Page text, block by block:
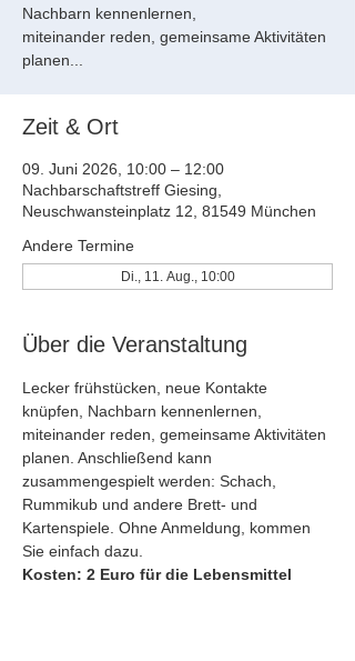
Nachbarn kennenlernen,
miteinander reden, gemeinsame Aktivitäten
planen...
Zeit & Ort
09. Juni 2026, 10:00 – 12:00
Nachbarschaftstreff Giesing,
Neuschwansteinplatz 12, 81549 München
Andere Termine
Di., 11. Aug., 10:00
Über die Veranstaltung
Lecker frühstücken, neue Kontakte
knüpfen, Nachbarn kennenlernen,
miteinander reden, gemeinsame Aktivitäten
planen. Anschließend kann
zusammengespielt werden: Schach,
Rummikub und andere Brett- und
Kartenspiele. Ohne Anmeldung, kommen
Sie einfach dazu.
Kosten: 2 Euro für die Lebensmittel